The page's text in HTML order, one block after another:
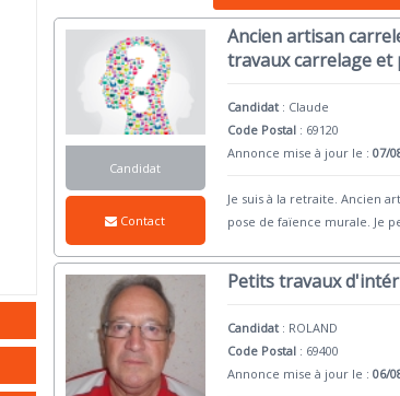
Candidat
Contact
Ancien artisan
travaux carrelage et
Candidat : Claude
Code Postal : 69120
Annonce mise à jour le :07/
Je suis à la retraite. Ancien
pose de faïence murale. Je
Petits travaux
Candidat : ROLAND
Code Postal : 69400
Annonce mise à jour le :06/